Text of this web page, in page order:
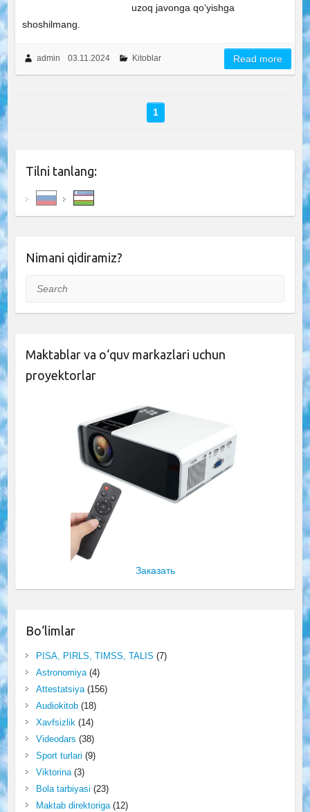
uzoq javonga qo‘yishga
shoshilmang.
admin 03.11.2024 Kitoblar Read more
1
Tilni tanlang:
Nimani qidiramiz?
Search
Maktablar va o‘quv markazlari uchun
proyektorlar
Заказать
Bo‘limlar
PISA, PIRLS, TIMSS, TALIS (7)
Astronomiya(4)
Attestatsiya(156)
Audiokitob(18)
Xavfsizlik(14)
Videodars (38)
Sport turlari (9)
Viktorina(3)
Bola tarbiyasi (23)
Maktab direktoriga(12)